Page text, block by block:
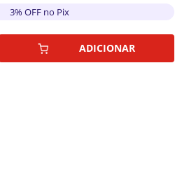
3% OFF no Pix
ADICIONAR